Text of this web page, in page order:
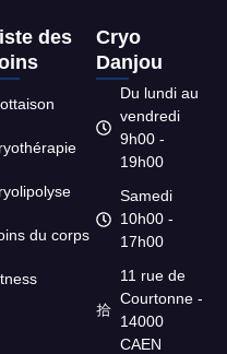
des
du corps
Cryo
Danjou
Du lundi au
vendredi
9h00 -
19h00
Samedi
10h00 -
17h00
11 rue de
Courtonne -
14000
CAEN